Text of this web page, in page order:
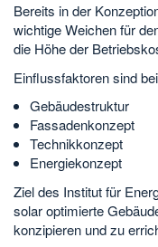
Bereits in der
wichtige Weichen für
die Höhe der
Einflussfaktoren sind
Gebäudestruktur
Fassadenkonzept
Technikkonzept
Energiekonzept
Ziel des Institut für
solar optimierte
konzipieren und zu